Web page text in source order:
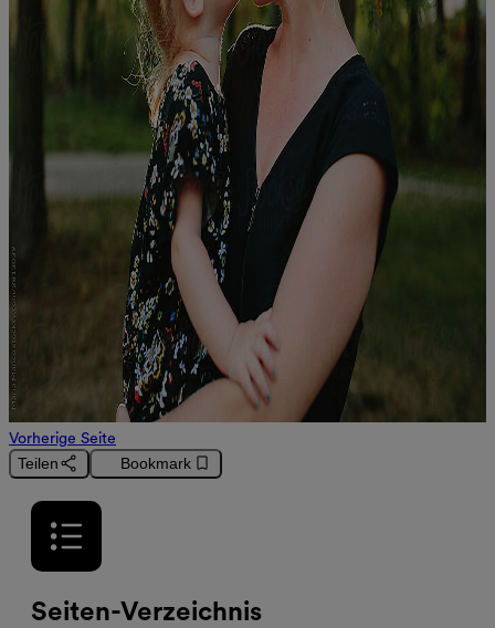
Vorherige Seite
Teilen
Bookmark
format_list_bulleted
Seiten-Verzeichnis